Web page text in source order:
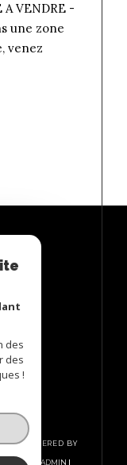
A VENDRE -
une zone
venez
POWERED BY
ADMIN
des
des
!